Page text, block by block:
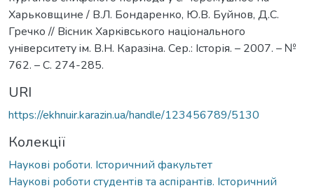
Харьковщине / В.Л. Бондаренко, Ю.В. Буйнов, Д.С.
Гречко // Вiсник Харкiвського нацiонального
унiверситету iм. В.Н. Каразiна. Сер.: Історія. – 2007. – №
762. – С. 274-285.
URI
https://ekhnuir.karazin.ua/handle/123456789/5130
Колекції
Наукові роботи. Історичний факультет
Наукові роботи студентів та аспірантів. Історичний